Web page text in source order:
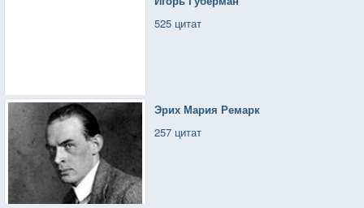
525 цитат
Эрих Мария Ремарк
257 цитат